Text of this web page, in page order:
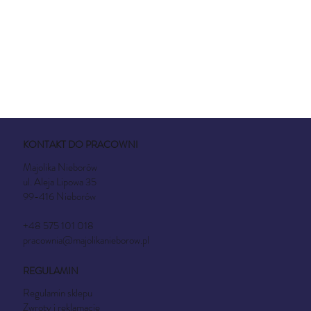
KONTAKT DO PRACOWNI
Majolika Nieborów
ul. Aleja Lipowa 35
99-416 Nieborów
+48 575 101 018
pracownia@majolikanieborow.pl
REGULAMIN
Regulamin sklepu
Zwroty i reklamacje